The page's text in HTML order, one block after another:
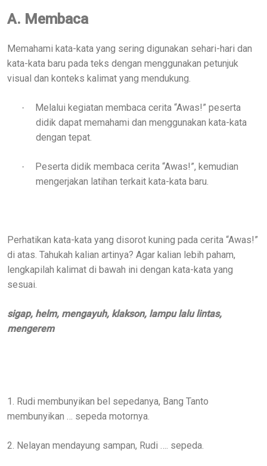
A. Membaca
Memahami kata-kata yang sering digunakan sehari-hari dan
kata-kata baru pada teks dengan menggunakan petunjuk
visual dan konteks kalimat yang mendukung.
·
Melalui kegiatan membaca cerita “Awas!” peserta
didik dapat memahami dan menggunakan kata-kata
dengan tepat.
·
Peserta didik membaca cerita “Awas!”, kemudian
mengerjakan latihan terkait kata-kata baru.
Perhatikan kata-kata yang disorot kuning pada cerita “Awas!”
di atas. Tahukah kalian artinya? Agar kalian lebih paham,
lengkapilah kalimat di bawah ini dengan kata-kata yang
sesuai.
sigap, helm, mengayuh, klakson, lampu lalu lintas,
mengerem
1. Rudi membunyikan bel sepedanya, Bang Tanto
membunyikan … sepeda motornya.
2. Nelayan mendayung sampan, Rudi …. sepeda.